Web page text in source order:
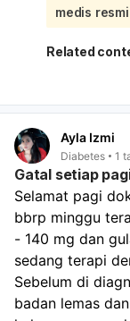
kadar gula
sesudah
penurunan
penurunan
rasa lemas.
Mencari
terdekat
mata yang
diabetes
medis
Related
Ayla Izmi
Diabetes 1
Gatal setiap
Selamat pagi
bbrp minggu
- 140 mg dan
sedang terapi
Sebelum di
badan lemas